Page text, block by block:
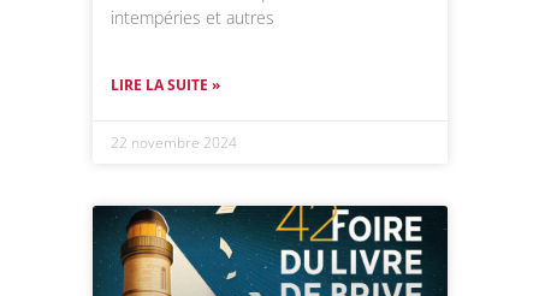
intempéries et autres
LIRE LA SUITE »
22 novembre 2024